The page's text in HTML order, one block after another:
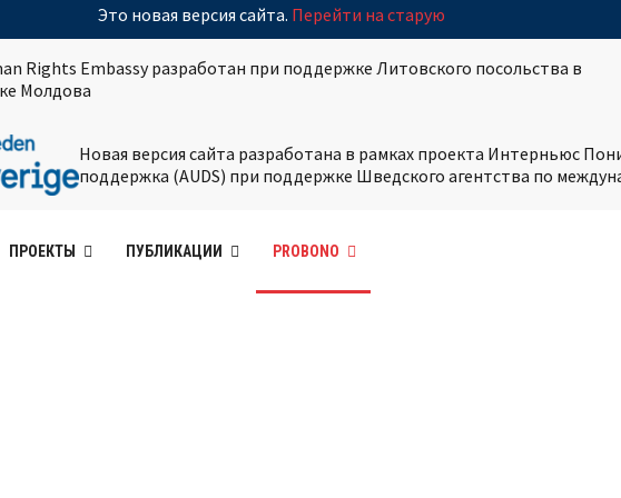
Это новая версия сайта. Перейти на старую
Rights Embassy разработан при поддержке Литовского посольства в
Молдова
Новая версия сайта разработана в рамках проекта Интерньюс
поддержка (AUDS) при поддержке Шведского агентства по
ПРОЕКТЫ ПУБЛИКАЦИИ PROBONO